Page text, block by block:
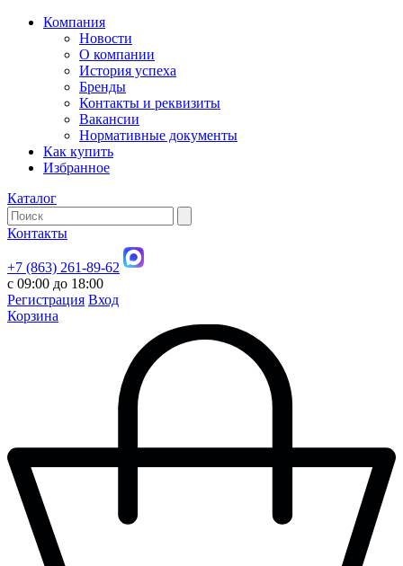
Компания
Новости
О компании
История успеха
Бренды
Контакты и реквизиты
Вакансии
Нормативные документы
Как купить
Избранное
Каталог
Контакты
+7 (863) 261-89-62
с 09:00 до 18:00
Регистрация Вход
Корзина